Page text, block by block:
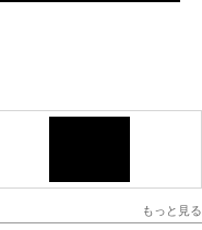
もっと見る